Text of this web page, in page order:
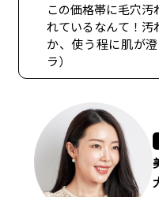
この価格帯に毛穴汚
れているなんて！汚
か、使う程に肌が
ラ）